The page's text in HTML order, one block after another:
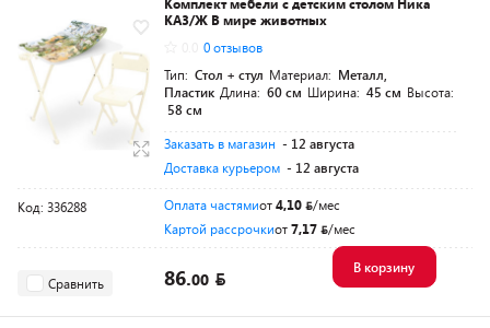
КА3/Ж В мире животных
0 отзывов
Тип: Стол + стул Материал: Металл,
Пластик Длина: 60 см Ширина: 45 см Высота:
58 см
Заказать в магазин - 12 августа
Доставка курьером - 12 августа
Код: 336288 Оплата частямиот4,10
/мес
Картой рассрочкиот7,17 /мес
Сравнить 86.00
В корзину